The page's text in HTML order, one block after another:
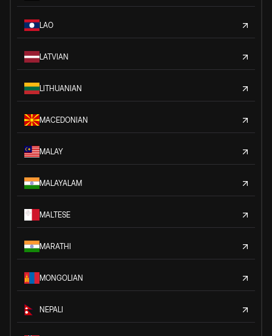
LAO
LATVIAN
LITHUANIAN
MACEDONIAN
MALAY
MALAYALAM
MALTESE
MARATHI
MONGOLIAN
NEPALI